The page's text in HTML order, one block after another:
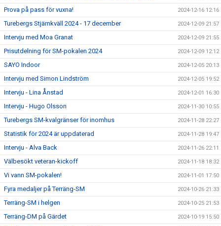
Prova på pass för vuxna! 2024-12-16 12:16
Turebergs Stjärnkväll 2024 - 17 december 2024-12-09 21:57
Intervju med Moa Granat 2024-12-09 21:55
Prisutdelning för SM-pokalen 2024 2024-12-09 12:12
SAYO Indoor 2024-12-05 20:13
Intervju med Simon Lindström 2024-12-05 19:52
Intervju - Lina Ånstad 2024-12-01 16:30
Intervju - Hugo Olsson 2024-11-30 10:55
Turebergs SM-kvalgränser för inomhus 2024-11-28 22:27
Statistik för 2024 är uppdaterad 2024-11-28 19:47
Intervju - Alva Back 2024-11-26 22:11
Välbesökt veteran-kickoff 2024-11-18 18:32
Vi vann SM-pokalen! 2024-11-01 17:50
Fyra medaljer på Terräng-SM 2024-10-26 21:33
Terräng-SM i helgen 2024-10-25 21:53
Terräng-DM på Gärdet 2024-10-19 15:50